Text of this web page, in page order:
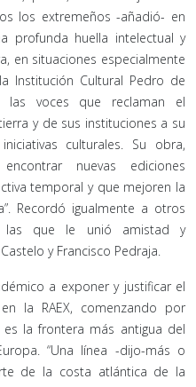
los extremeños -añadió- en
profunda huella intelectual y
en situaciones especialmente
Institución Cultural Pedro de
las voces que reclaman el
y de sus instituciones a su
culturales. Su obra,
nuevas ediciones
temporal y que mejoren la
Recordó igualmente a otros
las que le unió amistad y
y Francisco Pedraja.
a exponer y justificar el
la RAEX, comenzando por
la frontera más antigua del
“Una línea -dijo-más o
de la costa atlántica de la